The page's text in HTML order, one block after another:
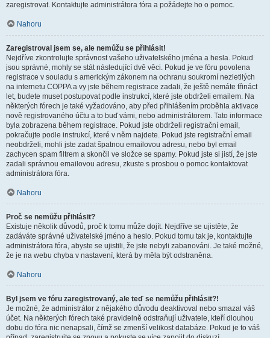
zaregistrovat. Kontaktujte administrátora fóra a požádejte ho o pomoc.
Nahoru
Zaregistroval jsem se, ale nemůžu se přihlásit!
Nejdříve zkontrolujte správnost vašeho uživatelského jména a hesla. Pokud
jsou správné, mohly se stát následující dvě věci. Pokud je ve fóru povolena
registrace v souladu s americkým zákonem na ochranu soukromí nezletilých
na internetu COPPA a vy jste během registrace zadali, že ještě nemáte třináct
let, budete muset postupovat podle instrukcí, které jste obdrželi emailem. Na
některých fórech je také vyžadováno, aby před přihlášením proběhla aktivace
nově registrovaného účtu a to buď vámi, nebo administrátorem. Tato informace
byla zobrazena během registrace. Pokud jste obdrželi registrační email,
pokračujte podle instrukcí, které v něm najdete. Pokud jste registrační email
neobdrželi, mohli jste zadat špatnou emailovou adresu, nebo byl email
zachycen spam filtrem a skončil ve složce se spamy. Pokud jste si jistí, že jste
zadali správnou emailovou adresu, zkuste s prosbou o pomoc kontaktovat
administrátora fóra.
Nahoru
Proč se nemůžu přihlásit?
Existuje několik důvodů, proč k tomu může dojít. Nejdříve se ujistěte, že
zadáváte správné uživatelské jméno a heslo. Pokud tomu tak je, kontaktujte
administrátora fóra, abyste se ujistili, že jste nebyli zabanováni. Je také možné,
že je na webu chyba v nastavení, která by měla být odstraněna.
Nahoru
Byl jsem ve fóru zaregistrovaný, ale teď se nemůžu přihlásit?!
Je možné, že administrátor z nějakého důvodu deaktivoval nebo smazal váš
účet. Na některých fórech také pravidelně odstraňují uživatele, kteří dlouhou
dobu do fóra nic nenapsali, čímž se zmenší velikost databáze. Pokud je to váš